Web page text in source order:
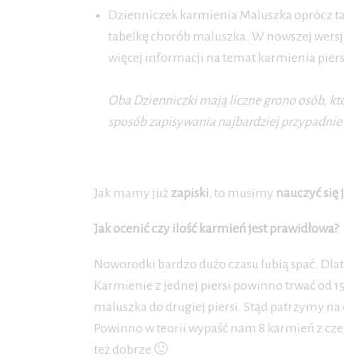
Dzienniczek karmienia Maluszka oprócz
tabelkę chorób maluszka. W nowszej
więcej informacji na temat karmienia
Oba Dzienniczki mają liczne grono osób,
sposób zapisywania najbardziej
Jak mamy już zapiski, to musimy nauczyć się
Jak ocenić czy ilość karmień jest prawidłowa?
Noworodki bardzo dużo czasu lubią spać.
Karmienie z jednej piersi powinno trwać od
maluszka do drugiej piersi. Stąd patrzymy
Powinno w teorii wypaść nam 8 karmień z
też dobrze 🙂